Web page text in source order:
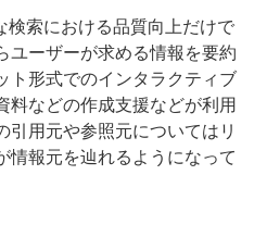
索における品質向上だけで
ユーザーが求める情報を要約
ト形式でのインタラクティブ
料などの作成支援などが利用
引用元や参照元についてはリ
情報元を辿れるようになって